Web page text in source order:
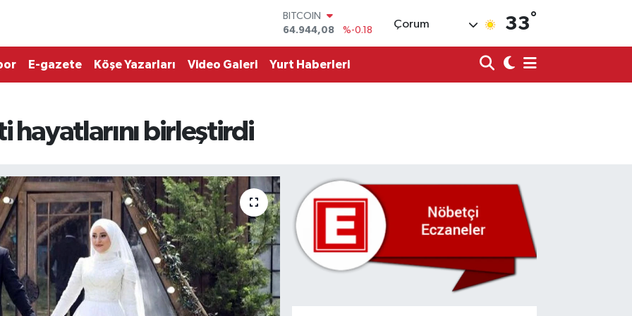
64.944,08
DOLAR
55,2510
%0.32
STERLİN
Çorum 33°
E-gazete Köşe Yazarları Video Galeri Yurt Haberleri
hayatlarını birleştirdi